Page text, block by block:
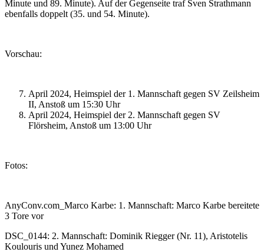
Minute und 89. Minute). Auf der Gegenseite traf Sven Strathmann
ebenfalls doppelt (35. und 54. Minute).
Vorschau:
April 2024, Heimspiel der 1. Mannschaft gegen SV Zeilsheim
II, Anstoß um 15:30 Uhr
April 2024, Heimspiel der 2. Mannschaft gegen SV
Flörsheim, Anstoß um 13:00 Uhr
Fotos:
AnyConv.com_Marco Karbe: 1. Mannschaft: Marco Karbe bereitete
3 Tore vor
DSC_0144: 2. Mannschaft: Dominik Riegger (Nr. 11), Aristotelis
Koulouris und Yunez Mohamed